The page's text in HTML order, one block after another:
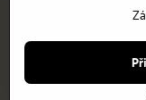
©2026Copyright